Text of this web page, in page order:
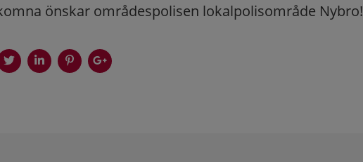
önskar områdespolisen lokalpolisområde Nybro!